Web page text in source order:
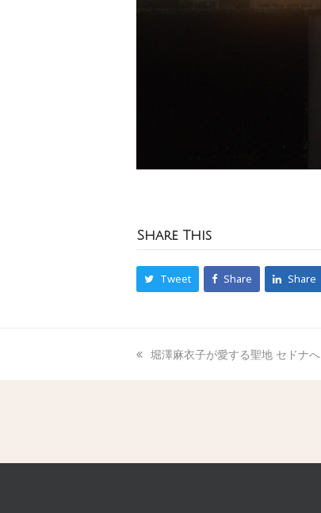
Share This
Tweet Share Share
堀澤麻衣子が愛する聖地 セドナへ